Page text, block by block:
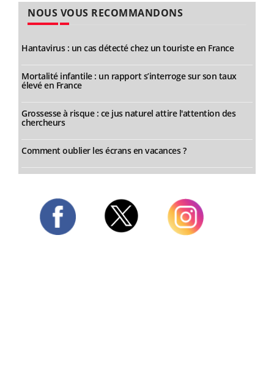
NOUS VOUS RECOMMANDONS
Hantavirus : un cas détecté chez un touriste en France
Mortalité infantile : un rapport s’interroge sur son taux
élevé en France
Grossesse à risque : ce jus naturel attire l'attention des
chercheurs
Comment oublier les écrans en vacances ?